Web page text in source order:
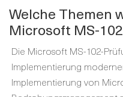
Welche Themen
Microsoft MS-
Die Microsoft MS-102-
Implementierung
Implementierung von